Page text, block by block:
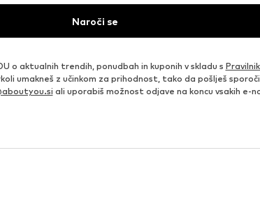
Naroči se
o aktualnih trendih, ponudbah in kuponih v skladu s
umakneš z učinkom za prihodnost, tako da pošlješ
ali uporabiš možnost odjave na koncu vsakih e-